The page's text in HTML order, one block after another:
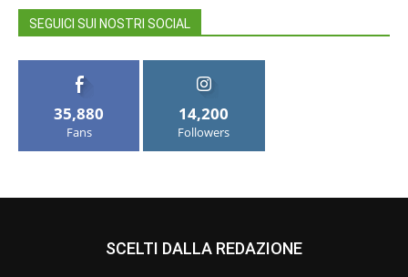
SEGUICI SUI NOSTRI SOCIAL
35,880
Fans
14,200
Followers
SCELTI DALLA REDAZIONE